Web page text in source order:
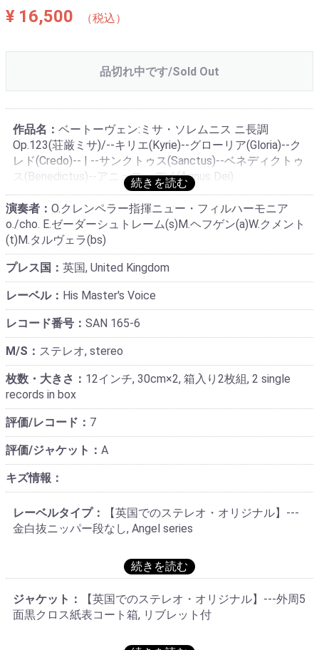
¥ 16,500 （税込）
品切れ中です/Sold Out
作品名： ベートーヴェン:ミサ・ソレムニス ニ長調
Op.123(荘厳ミサ)/--キリエ(Kyrie)--グローリア(Gloria)--ク
レド(Credo)-- | --サンクトゥス(Sanctus)--ベネディクトゥ
ス(Benedictus)--アニュス・デイ(Agnus Dei)
演奏者： O.クレンペラー指揮ニュー・フィルハーモニア
o./cho. E.ゼーダーシュトレーム(s)M.ヘフゲン(a)W.クメント
(t)M.タルヴェラ(bs)
プレス国： 英国, United Kingdom
レーベル： His Master's Voice ‎
レコード番号： SAN 165-6
M/S： ステレオ, stereo
枚数・大きさ： 12インチ, 30cm×2, 箱入り2枚組, 2 single
records in box
評価/レコード： 7
評価/ジャケット： A
キズ情報：
レーベルタイプ：
【英国でのステレオ・オリジナル】---
金白抜ニッパー段なし, Angel series
ジャケット：
【英国でのステレオ・オリジナル】---外周5
面黒クロス紙表コート箱, リブレット付